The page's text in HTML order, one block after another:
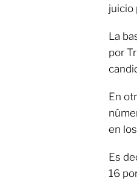
juicio
La
por
En
en
Es
16